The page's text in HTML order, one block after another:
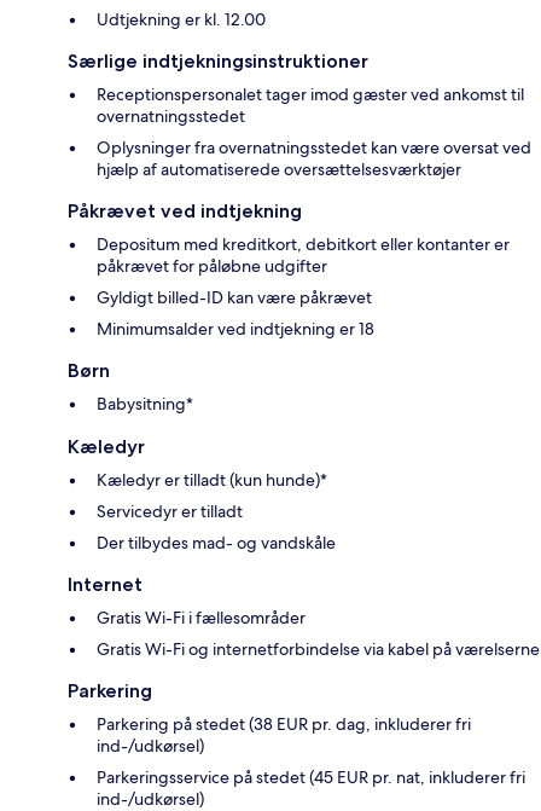
Udtjekning er kl. 12.00
Særlige indtjekningsinstruktioner
Receptionspersonalet tager imod gæster ved ankomst til
overnatningsstedet
Oplysninger fra overnatningsstedet kan være oversat ved
hjælp af automatiserede oversættelsesværktøjer
Påkrævet ved indtjekning
Depositum med kreditkort, debitkort eller kontanter er
påkrævet for påløbne udgifter
Gyldigt billed-ID kan være påkrævet
Minimumsalder ved indtjekning er 18
Børn
Babysitning*
Kæledyr
Kæledyr er tilladt (kun hunde)*
Servicedyr er tilladt
Der tilbydes mad- og vandskåle
Internet
Gratis Wi-Fi i fællesområder
Gratis Wi-Fi og internetforbindelse via kabel på værelserne
Parkering
Parkering på stedet (38 EUR pr. dag, inkluderer fri
ind-/udkørsel)
Parkeringsservice på stedet (45 EUR pr. nat, inkluderer fri
ind-/udkørsel)